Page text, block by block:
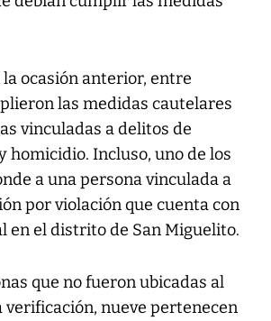
ocasión anterior, entre
las medidas cautelares
vinculadas a delitos de
homicidio. Incluso, uno de los
a una persona vinculada a
por violación que cuenta con
en el distrito de San Miguelito.
que no fueron ubicadas al
verificación, nueve pertenecen